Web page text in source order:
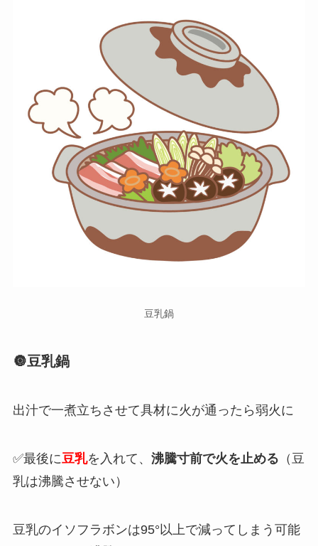
豆乳鍋
🔘豆乳鍋
出汁で一煮立ちさせて具材に火が通ったら弱火に
✅最後に豆乳を入れて、 沸騰寸前で火を止める （豆
乳は沸騰させない）
豆乳のイソフラボンは95°以上で減ってしまう可能